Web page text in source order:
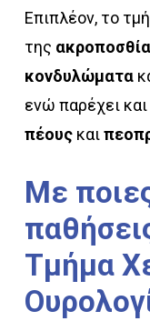
Επιπλέον, το
της
κονδυλώματα
ενώ παρέχει
πέουςκαι
Με
Τμήμα